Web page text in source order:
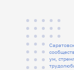
ум, стремление к диалогу, системность и